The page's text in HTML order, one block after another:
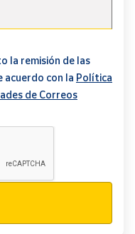
la remisión de las
acuerdo con la Política
de Correos